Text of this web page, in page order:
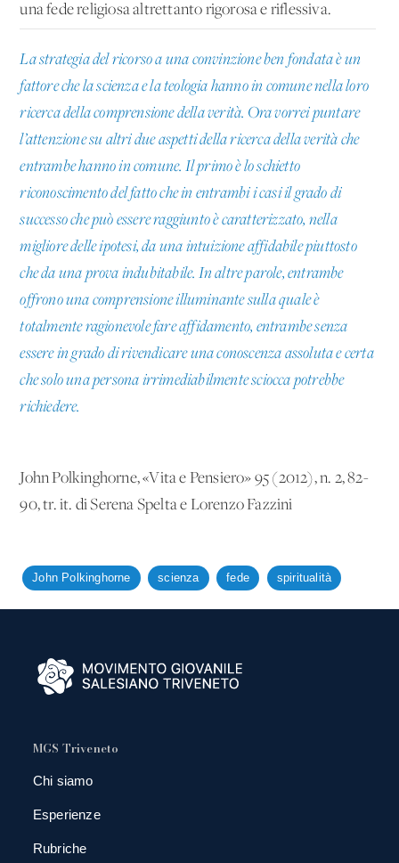
una fede religiosa altrettanto rigorosa e riflessiva.
La strategia del ricorso a una convinzione ben fondata è un
fattore che la scienza e la teologia hanno in comune nella loro
ricerca della comprensione della verità. Ora vorrei puntare
l’attenzione su altri due aspetti della ricerca della verità che
entrambe hanno in comune. Il primo è lo schietto
riconoscimento del fatto che in entrambi i casi il grado di
successo che può essere raggiunto è caratterizzato, nella
migliore delle ipotesi, da una intuizione affidabile piuttosto
che da una prova indubitabile. In altre parole, entrambe
offrono una comprensione illuminante sulla quale è
totalmente ragionevole fare affidamento, entrambe senza
essere in grado di rivendicare una conoscenza assoluta e certa
che solo una persona irrimediabilmente sciocca potrebbe
richiedere.
John Polkinghorne, «Vita e Pensiero» 95 (2012), n. 2, 82-
90, tr. it. di Serena Spelta e Lorenzo Fazzini
John Polkinghorne scienza fede spiritualità
MGS Triveneto
Chi siamo
Esperienze
Rubriche